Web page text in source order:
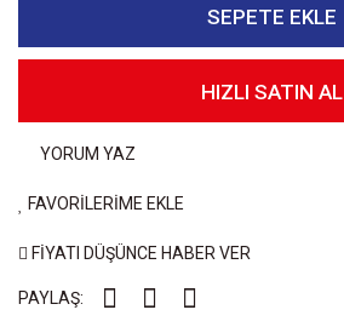
SEPETE EKLE
HIZLI SATIN AL
YORUM YAZ
FAVORİLERİME EKLE
FİYATI DÜŞÜNCE HABER VER
PAYLAŞ: